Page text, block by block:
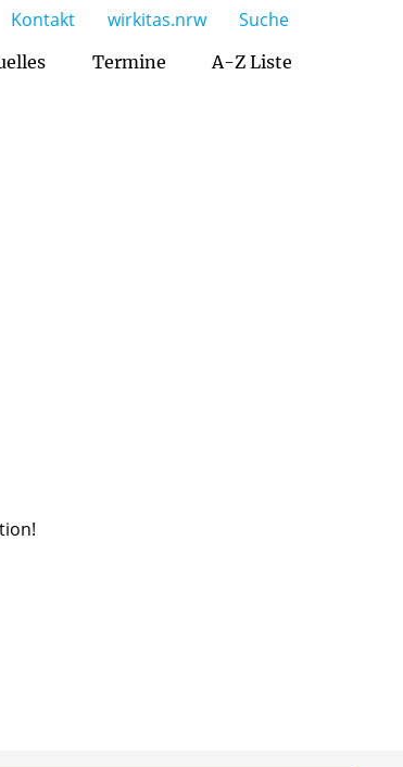
Termine A-Z Liste
Kontakt wirkitas.nrw Suche